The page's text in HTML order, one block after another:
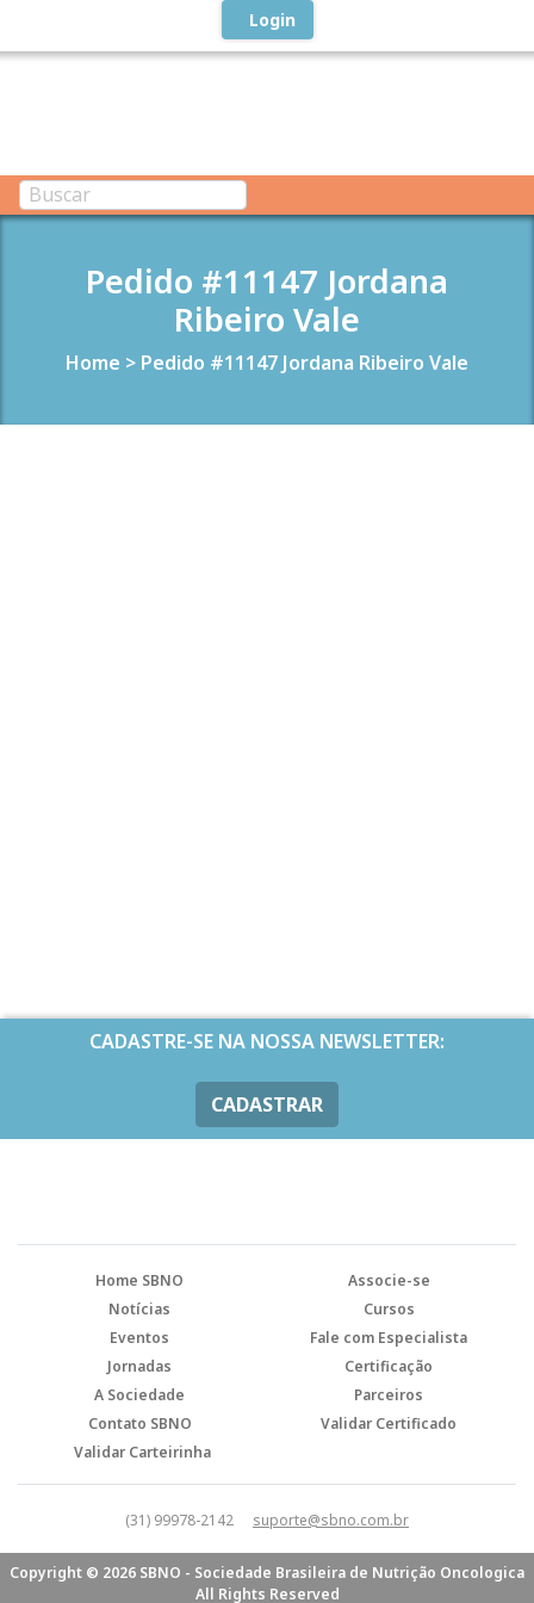
Login
Pedido #11147 Jordana
Ribeiro Vale
Home > Pedido #11147 Jordana Ribeiro Vale
CADASTRE-SE NA NOSSA NEWSLETTER:
CADASTRAR
Home SBNO
Associe-se
Notícias
Cursos
Eventos
Fale com Especialista
Jornadas
Certificação
A Sociedade
Parceiros
Contato SBNO
Validar Certificado
Validar Carteirinha
(31) 99978-2142 suporte@sbno.com.br
Copyright © 2026 SBNO - Sociedade Brasileira de Nutrição Oncologica
All Rights Reserved